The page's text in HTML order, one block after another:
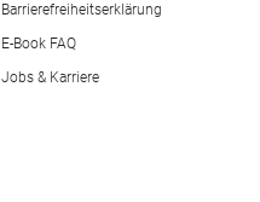
Barrierefreiheitserklärung
E-Book FAQ
Jobs & Karriere